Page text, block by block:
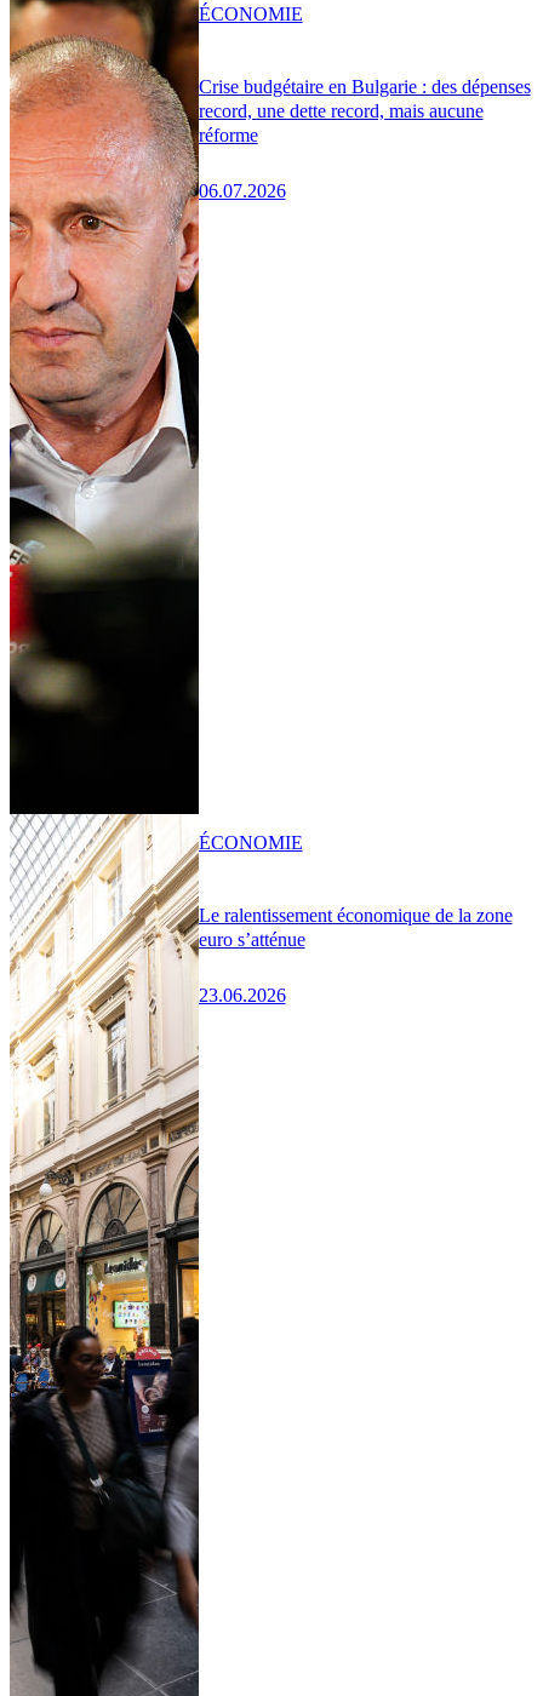
Crise budgétaire en Bulgarie : des dépenses
record, une dette record, mais aucune
réforme
06.07.2026
ÉCONOMIE
Le ralentissement économique de la zone
euro s’atténue
23.06.2026
ÉCONOMIE